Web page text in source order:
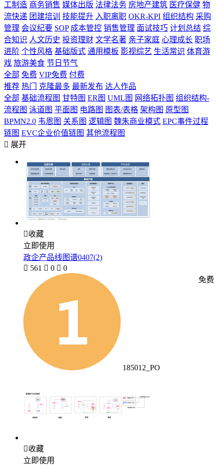
工制造 商务销售 媒体出版 法律法务 房地产建筑 医疗保健 物
流快递 团建培训 技能提升 入职离职 OKR-KPI 组织结构 采购
管理 会议纪要 SOP 成本管控 销售管理 面试技巧 计划总结 综
合知识 人文历史 投资理财 文学名著 亲子家庭 心理成长 职场
进阶 个性风格 基础版式 通用模板 影视综艺 生活常识 体育游
戏 旅游美食 节日节气
全部 免费 VIP免费 付费
推荐 热门 克隆最多 最新发布 达人作品
全部 基础流程图 甘特图 ER图 UML图 网络拓扑图 组织结构-
流程图 泳道图 平面图 电路图 图表/表格 架构图 原型图
BPMN2.0 韦恩图 关系图 逻辑图 魏朱商业模式 EPC事件过程
链图 EVC企业价值链图 其他流程图
 展开
收藏
立即使用
政企产品线图谱0407(2)
 561  0  0
185012_PO
免费
收藏
立即使用